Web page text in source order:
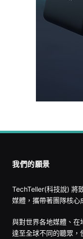
我們的願景
TechTeller(科技說) 將
媒體，攜帶著團隊核心
與對世界各地媒體、在
達至全球不同的聽眾，